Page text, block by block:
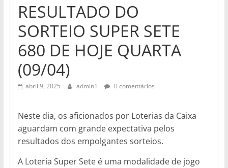
RESULTADO DO
SORTEIO SUPER SETE
680 DE HOJE QUARTA
(09/04)
abril 9, 2025 admin1 0 comentários
Neste dia, os aficionados por Loterias da Caixa
aguardam com grande expectativa pelos
resultados dos empolgantes sorteios.
A Loteria Super Sete é uma modalidade de jogo